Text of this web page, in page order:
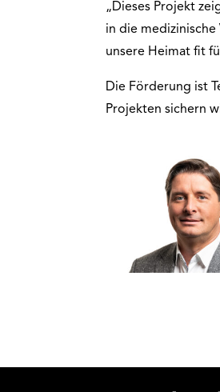
„Dieses Projekt
in die
unsere Heimat fit
Die Förderung ist
Projekten sichern